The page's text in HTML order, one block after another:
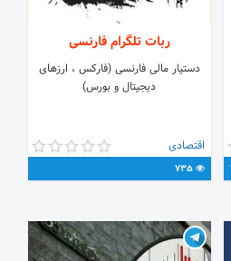
ربات تلگرام فارنسی
دستیار مالی فارنسی (فارکس ، ارزهای
دیجیتال و بورس)
اقتصادی
735